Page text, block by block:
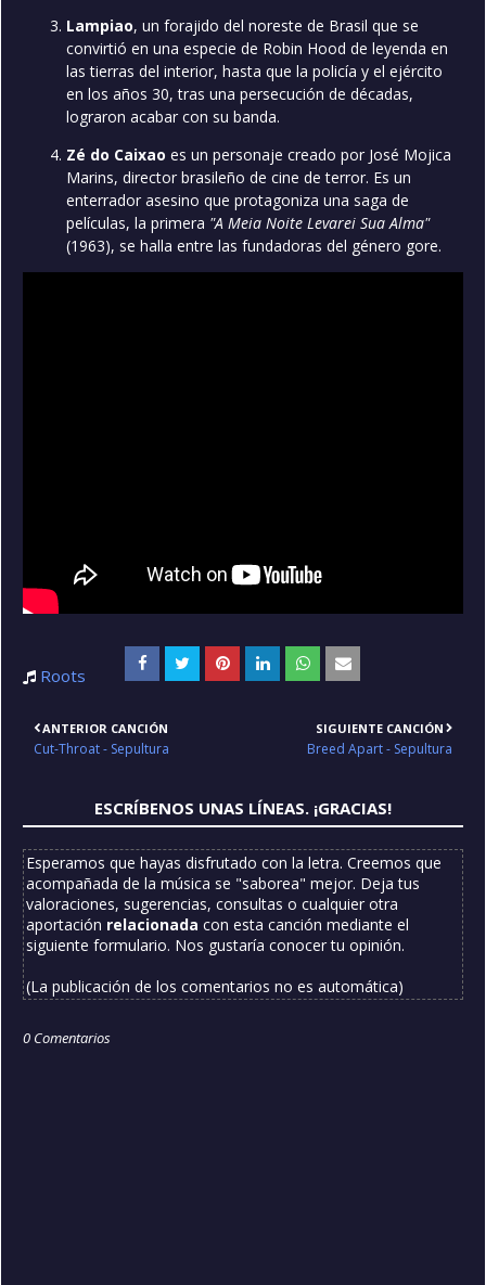
Lampiao, un forajido del noreste de Brasil que se
convirtió en una especie de Robin Hood de leyenda en
las tierras del interior, hasta que la policía y el ejército
en los años 30, tras una persecución de décadas,
lograron acabar con su banda.
Zé do Caixao es un personaje creado por José Mojica
Marins, director brasileño de cine de terror. Es un
enterrador asesino que protagoniza una saga de
películas, la primera "A Meia Noite Levarei Sua Alma"
(1963), se halla entre las fundadoras del género gore.
Roots
ANTERIOR CANCIÓN
Cut-Throat - Sepultura
SIGUIENTE CANCIÓN
Breed Apart - Sepultura
ESCRÍBENOS UNAS LÍNEAS. ¡GRACIAS!
Esperamos que hayas disfrutado con la letra. Creemos que
acompañada de la música se "saborea" mejor. Deja tus
valoraciones, sugerencias, consultas o cualquier otra
aportación relacionada con esta canción mediante el
siguiente formulario. Nos gustaría conocer tu opinión.
(La publicación de los comentarios no es automática)
0 Comentarios